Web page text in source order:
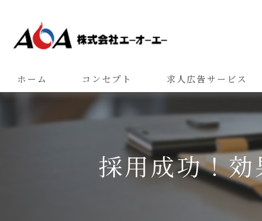
ホーム コンセプト 求人広告サービス
採用成功！